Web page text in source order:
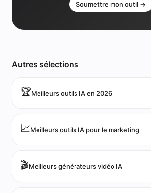
Soumettre mon outil →
Autres sélections
🏆Meilleurs outils IA en 2026
📈Meilleurs outils IA pour le marketing
🎬Meilleurs générateurs vidéo IA